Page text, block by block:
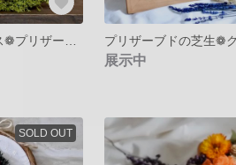
展示中
SOLD OUT